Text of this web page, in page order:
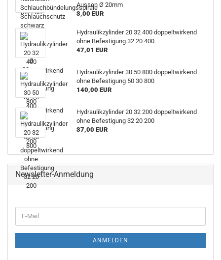
Aussen Ø 20mm
3,00 EUR
Hydraulikzylinder 20 32 400 doppeltwirkend
ohne Befestigung 32 20 400
47,01 EUR
Hydraulikzylinder 30 50 800 doppeltwirkend
ohne Befestigung 50 30 800
140,00 EUR
Hydraulikzylinder 20 32 200 doppeltwirkend
ohne Befestigung 32 20 200
37,00 EUR
Newsletter-Anmeldung
ANMELDEN